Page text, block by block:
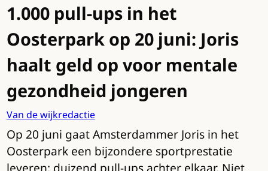
1.000 pull-ups in het
Oosterpark op 20 juni: Joris
haalt geld op voor mentale
gezondheid jongeren
Van de wijkredactie
Op 20 juni gaat Amsterdammer Joris in het
Oosterpark een bijzondere sportprestatie
leveren: duizend pull-ups achter elkaar. Niet